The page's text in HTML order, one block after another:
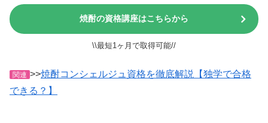
焼酎の資格講座はこちらから
\\最短1ヶ月で取得可能//
関連 >>焼酎コンシェルジュ資格を徹底解説【独学で合格
できる？】